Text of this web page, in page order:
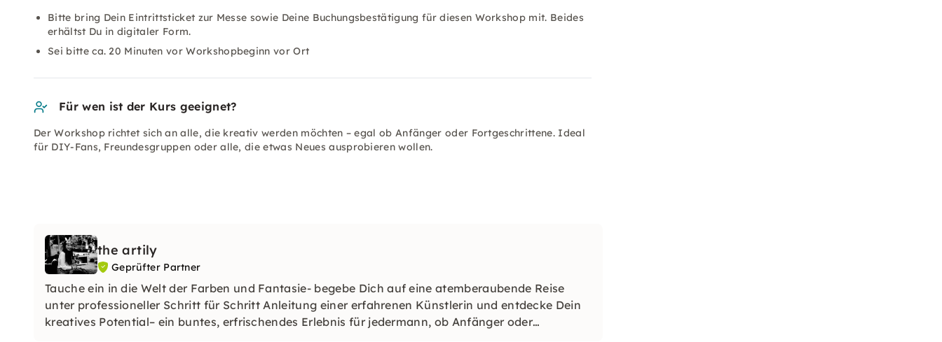
Bitte bring Dein Eintrittsticket zur Messe sowie Deine Buchungsbestätigung für diesen Workshop mit. Beides
erhältst Du in digitaler Form.
Sei bitte ca. 20 Minuten vor Workshopbeginn vor Ort
Für wen ist der Kurs geeignet?
Der Workshop richtet sich an alle, die kreativ werden möchten – egal ob Anfänger oder Fortgeschrittene. Ideal
für DIY-Fans, Freundesgruppen oder alle, die etwas Neues ausprobieren wollen.
the artily
Geprüfter Partner
Tauche ein in die Welt der Farben und Fantasie- begebe Dich auf eine atemberaubende Reise
unter professioneller Schritt für Schritt Anleitung einer erfahrenen Künstlerin und entdecke Dein
kreatives Potential– ein buntes, erfrischendes Erlebnis für jedermann, ob Anfänger oder